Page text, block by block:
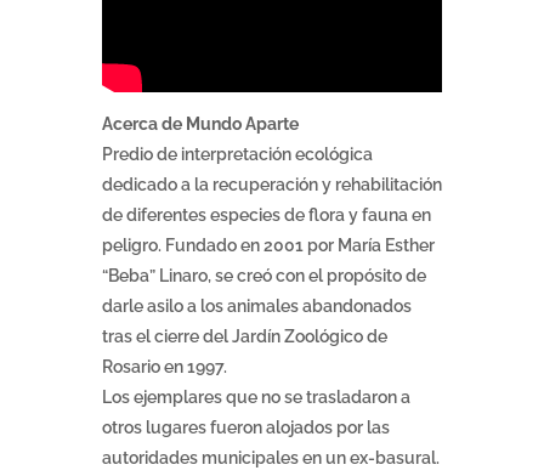
Acerca de Mundo Aparte
Predio de interpretación ecológica
dedicado a la recuperación y rehabilitación
de diferentes especies de flora y fauna en
peligro. Fundado en 2001 por María Esther
“Beba” Linaro, se creó con el propósito de
darle asilo a los animales abandonados
tras el cierre del Jardín Zoológico de
Rosario en 1997.
Los ejemplares que no se trasladaron a
otros lugares fueron alojados por las
autoridades municipales en un ex-basural.